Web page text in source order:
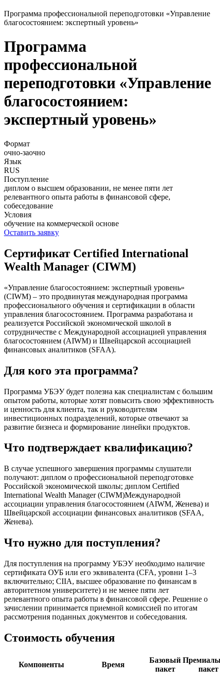
Программа профессиональной переподготовки «Управление
благосостоянием: экспертный уровень»
Программа
профессиональной
переподготовки «Управление
благосостоянием:
экспертный уровень»
Формат
очно-заочно
Язык
RUS
Поступление
диплом о высшем образовании, не менее пяти лет
релевантного опыта работы в финансовой сфере,
собеседование
Условия
обучение на коммерческой основе
Оставить заявку
Сертификат Certified International
Wealth Manager (CIWM)
«Управление благосостоянием: экспертный уровень»
(CIWM) – это продвинутая международная программа
профессионального обучения и сертификации в области
управления благосостоянием. Программа разработана и
реализуется Российской экономической школой в
сотрудничестве с Международной ассоциацией управления
благосостоянием (AIWM) и Швейцарской ассоциацией
финансовых аналитиков (SFAA).
Для кого эта программа?
Программа УБЭУ будет полезна как специалистам с большим
опытом работы, которые хотят повысить свою эффективность
и ценность для клиента, так и руководителям
инвестиционных подразделений, которые отвечают за
развитие бизнеса и формирование линейки продуктов.
Что подтверждает квалификацию?
В случае успешного завершения программы слушатели
получают: диплом о профессиональной переподготовке
Российской экономической школы; диплом Certified
International Wealth Manager (CIWM)Международной
ассоциации управления благосостоянием (AIWM, Женева) и
Швейцарской ассоциации финансовых аналитиков (SFAA,
Женева).
Что нужно для поступления?
Для поступления на программу УБЭУ необходимо наличие
сертификата ОУБ или его эквивалента (CFA, уровни 1–3
включительно; CIIA, высшее образование по финансам в
авторитетном университете) и не менее пяти лет
релевантного опыта работы в финансовой сфере. Решение о
зачислении принимается приемной комиссией по итогам
рассмотрения поданных документов и собеседования.
Стоимость обучения
Компоненты Время
Базовый
пакет
пакет